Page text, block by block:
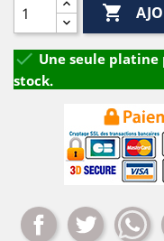

 Une seule platine
stock.
Partager Tweet